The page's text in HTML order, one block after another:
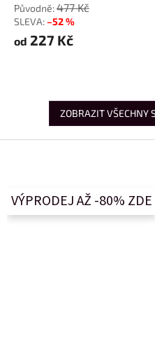
477 Kč
–52 %
od 227 Kč
ZOBRAZIT VŠECHNY
VÝPRODEJ AŽ -80% ZDE